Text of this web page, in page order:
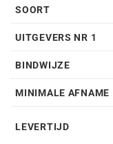
SOORT
UITGEVERS NR 1
BINDWIJZE
MINIMALE AFNAME
LEVERTIJD